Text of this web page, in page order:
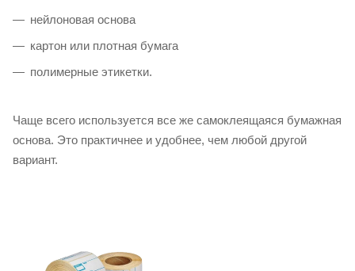
нейлоновая основа
картон или плотная бумага
полимерные этикетки.
Чаще всего используется все же самоклеящаяся бумажная
основа. Это практичнее и удобнее, чем любой другой
вариант.